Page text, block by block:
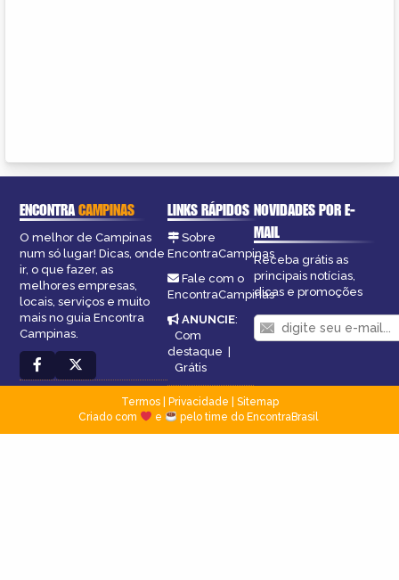
ENCONTRACAMPINAS
O melhor de Campinas
num só lugar! Dicas, onde
ir, o que fazer, as
melhores empresas,
locais, serviços e muito
mais no guia Encontra
Campinas.
LINKS RÁPIDOS
Sobre
EncontraCampinas
Fale com o
EncontraCampinas
ANUNCIE:
Com
destaque |
Grátis
NOVIDADES POR E-
MAIL
Receba grátis as
principais notícias,
dicas e promoções
Termos| Privacidade
Sitemap
Criado com
e pelo time do EncontraBrasil